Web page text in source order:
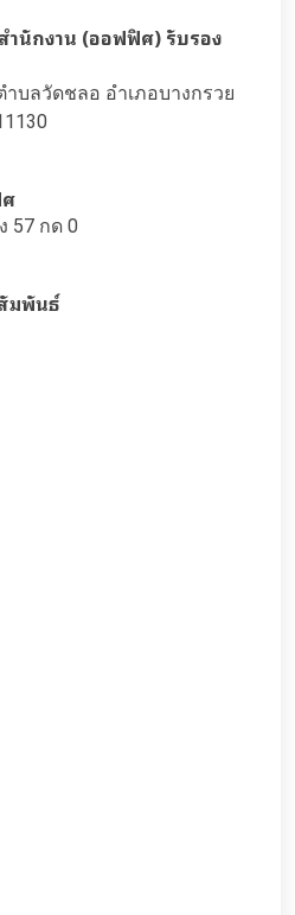
นักงาน (ออฟฟิศ) รับรอง
บลวัดชลอ อำเภอบางกรวย
57 กด 0
มพันธ์